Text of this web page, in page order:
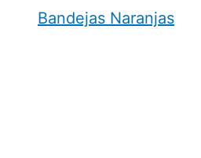
Bandejas Naranjas